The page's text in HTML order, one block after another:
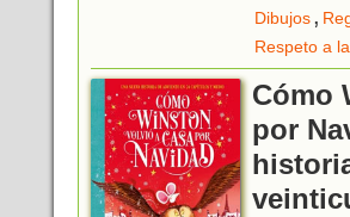
Dibujos,
Respeto a
Cómo
por